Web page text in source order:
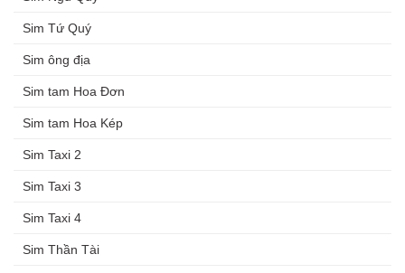
Sim Tứ Quý
Sim ông địa
Sim tam Hoa Đơn
Sim tam Hoa Kép
Sim Taxi 2
Sim Taxi 3
Sim Taxi 4
Sim Thần Tài